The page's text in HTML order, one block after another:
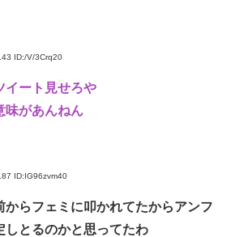
ID:/V/3Crq20
イート見せろや
味があんねん
ID:IG96zvm40
からフェミに叩かれてたからアンフ
しとるのかと思ってたわ